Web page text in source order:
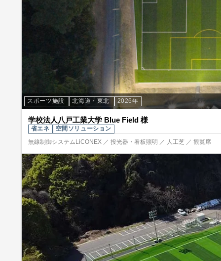
スポーツ施設 北海道・東北 2026年
学校法人八戸工業大学 Blue Field 様
省エネ
空間ソリューション
無線制御システムLiCONEX ／ 投光器・看板照明 ／ 人工芝 ／ 観覧席